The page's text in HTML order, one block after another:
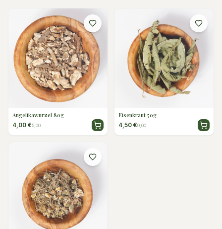
Angelikawurzel 80g
4,00 €5,00
Eisenkraut 50g
4,50 €9,00